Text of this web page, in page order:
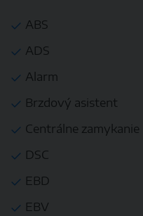
ABS
ADS
Alarm
Brzdový asistent
Centrálne zamykanie
DSC
EBD
EBV